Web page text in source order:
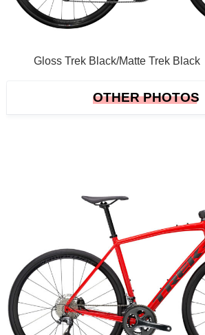
Gloss Trek Black/Matte Trek Black
OTHER PHOTOS